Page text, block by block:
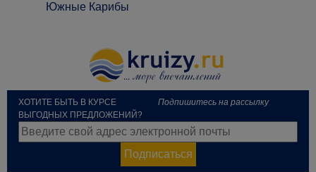
Южные Карибы
ХОТИТЕ БЫТЬ В КУРСЕ
ВЫГОДНЫХ ПРЕДЛОЖЕНИЙ?
Подпишитесь на рассылку
Подписаться